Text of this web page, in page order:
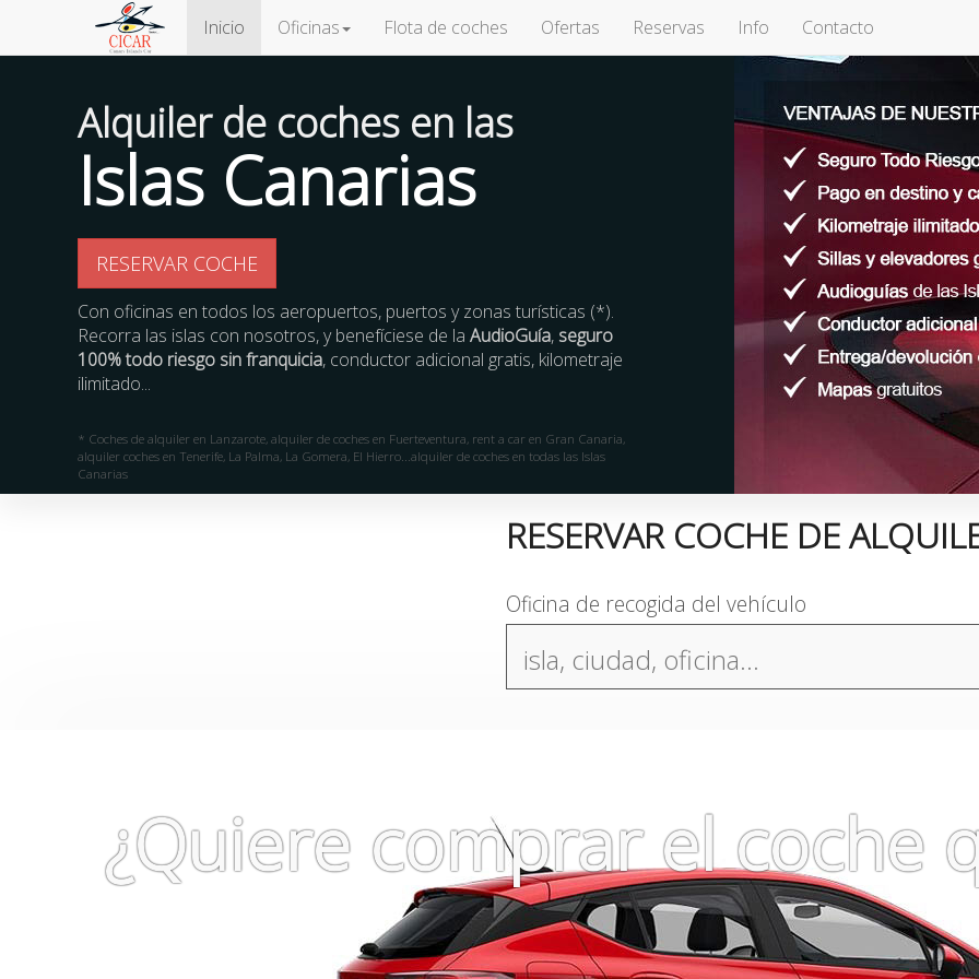
Inicio Oficinas Flota de coches Ofertas Reservas Info Contacto
Alquiler de coches en las
Islas Canarias
RESERVAR COCHE
Con oficinas en todos los aeropuertos, puertos y zonas turísticas (*).
Recorra las islas con nosotros, y benefíciese de la AudioGuía, seguro
100% todo riesgo sin franquicia, conductor adicional gratis, kilometraje
ilimitado...
* Coches de alquiler en Lanzarote, alquiler de coches en Fuerteventura, rent a car en Gran Canaria,
alquiler coches en Tenerife, La Palma, La Gomera, El Hierro...alquiler de coches en todas las Islas
Canarias
RESERVAR COCHE DE
Oficina de recogida del vehículo
Fiat 500 C